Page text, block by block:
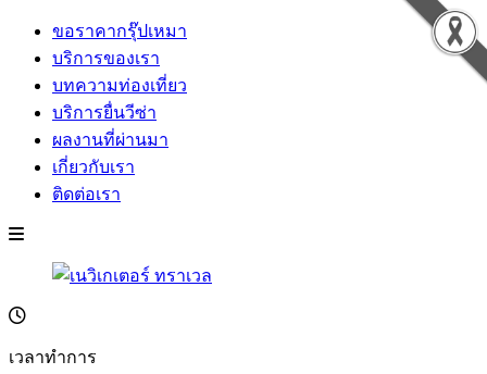
ขอราคากรุ๊ปเหมา
บริการของเรา
บทความท่องเที่ยว
บริการยื่นวีซ่า
ผลงานที่ผ่านมา
เกี่ยวกับเรา
ติดต่อเรา
เวลาทำการ